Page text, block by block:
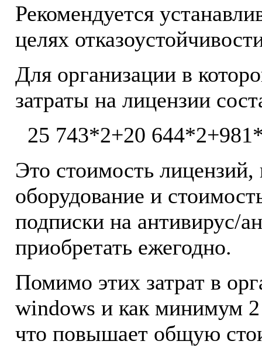
Рекомендуется
целях
Для организации в
затраты на лицензии
25 743*2+20
Это стоимость лицензий,
оборудование и
подписки на антивирус/
приобретать ежегодно.
Помимо этих затрат в
windows и как минимум 2
что повышает общую